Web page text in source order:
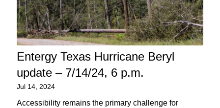
Entergy Texas Hurricane Beryl
update – 7/14/24, 6 p.m.
Jul 14, 2024
Accessibility remains the primary challenge for